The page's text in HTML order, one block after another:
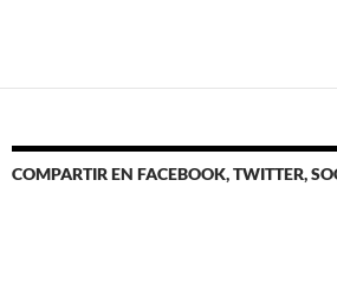
COMPARTIR EN FACEBOOK, TWITTER,